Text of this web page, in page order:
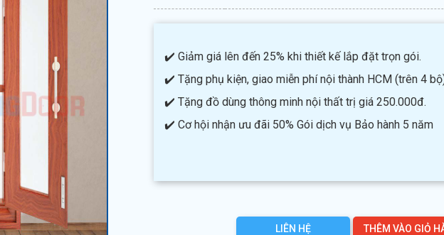
✔️ Giảm giá lên đến 25% khi thiết kế lắp đặt trọn gói.
✔️ Tặng phụ kiện, giao miễn phí nội thành HCM (trên 4
✔️ Tặng đồ dùng thông minh nội thất trị giá 250.000đ.
✔️ Cơ hội nhận ưu đãi 50% Gói dịch vụ Bảo hành 5 năm
LIÊN HỆ THÊM VÀO GIỎ